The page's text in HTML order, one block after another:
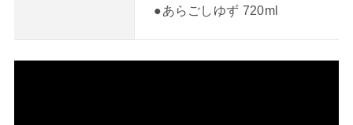
●あらごしゆず 720ml